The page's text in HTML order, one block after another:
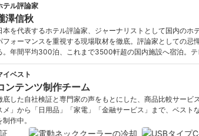
テル評論家
澤信秋
本を代表するホテル評論家、ジャーナリストとして国内のホ
フォーマンスを重視する現場取材を徹底。評論家としての忌
。年間平均300泊、これまで3500軒超の国内施設へ宿泊。
”とメディアからの信頼は厚い。
瀧澤信秋のプロフィール
イベスト
ンテンツ制作チーム
底した自社検証と専門家の声をもとにした、商品比較サー
メ」から「日用品」「家電」「金融サービス」まで、ベスト
制作中。
コンテンツ制作チームのプロフィール